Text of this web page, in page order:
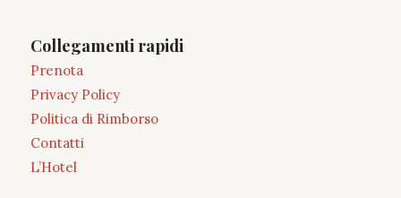
Collegamenti rapidi
Prenota
Privacy Policy
Politica di Rimborso
Contatti
L’Hotel